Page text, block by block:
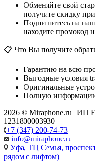
Обменяйте свой
получите скидку
Подпишитесь на
находите промокод
📋 Что Вы получите
Гарантию на всю
Выгодные условия
Оригинальные
Полную
2026 © Miraphone.ru |
1231800003930
+7 (347) 200-74-73
info@miraphone.ru
Уфа, ТЦ Семья,
рядом с лифтом)